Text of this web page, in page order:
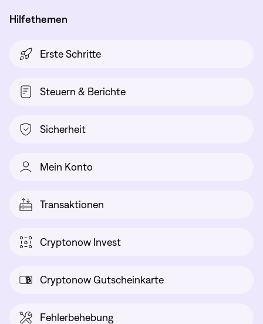
Hilfethemen
Erste Schritte
Steuern & Berichte
Sicherheit
Mein Konto
Transaktionen
Cryptonow Invest
Cryptonow Gutscheinkarte
Fehlerbehebung